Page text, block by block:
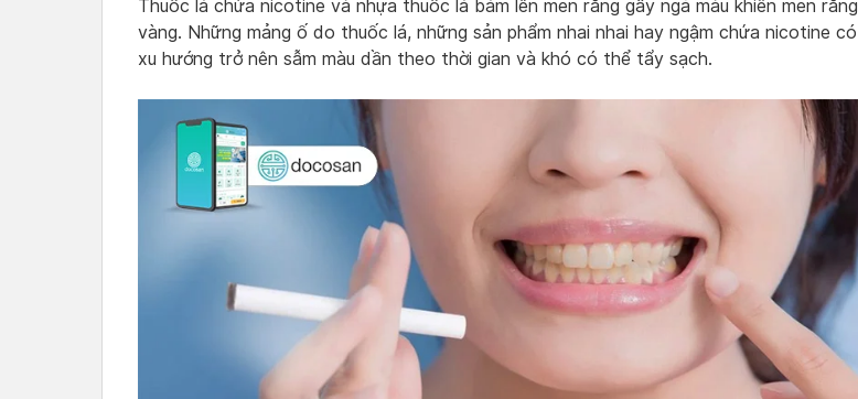
Thuốc lá chứa nicotine và nhựa thuốc lá bám lên men răng gây ngả màu khiến men răng
vàng. Những mảng ố do thuốc lá, những sản phẩm nhai nhai hay ngậm chứa nicotine có
xu hướng trở nên sẫm màu dần theo thời gian và khó có thể tẩy sạch.